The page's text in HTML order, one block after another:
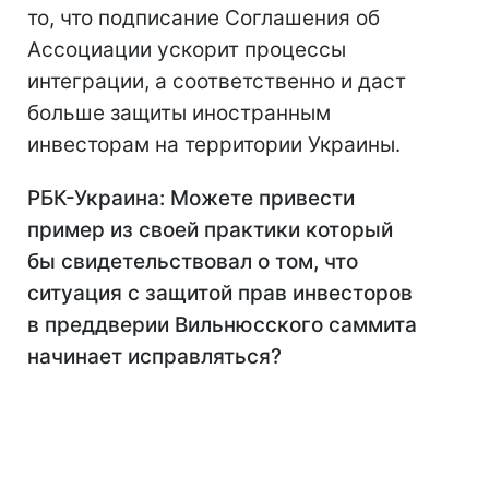
то, что подписание Соглашения об
Ассоциации ускорит процессы
интеграции, а соответственно и даст
больше защиты иностранным
инвесторам на территории Украины.
РБК-Украина: Можете привести
пример из своей практики который
бы свидетельствовал о том, что
ситуация с защитой прав инвесторов
в преддверии Вильнюсского саммита
начинает исправляться?